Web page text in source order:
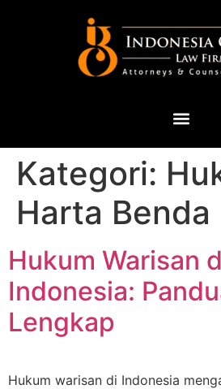
Kategori:
Harta Benda
Hukum Warisan
Indonesia:
Lengkap
Hukum warisan di Indonesia